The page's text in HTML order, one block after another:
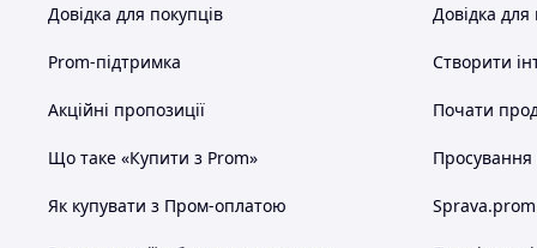
Довідка для покупців
Prom-підтримка
Акційні пропозиції
Що таке «Купити з Prom»
Як купувати з Пром-оплатою
Довідка для
Створити
Почати
Просування